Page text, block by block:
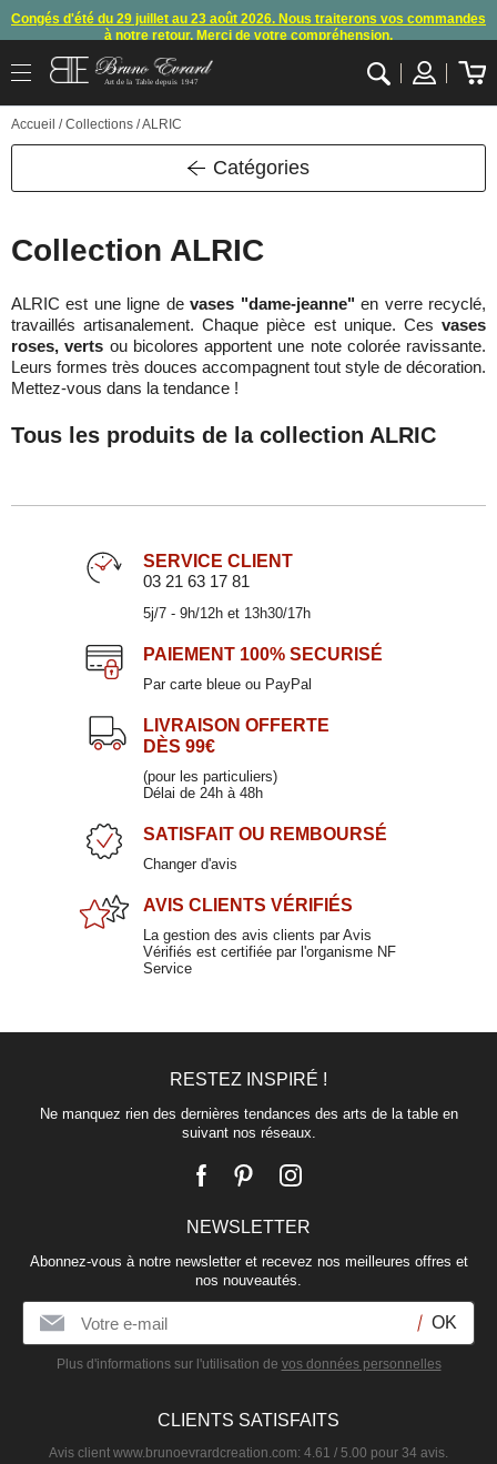
Congés d'été du 29 juillet au 23 août 2026. Nous traiterons vos commandes
à notre retour. Merci de votre compréhension.
Arret des commandes et expéditions. Nous vous donnons rendez-vous à
En raison d'un souci technique, le mode de règlement par carte bancaire et
paypal ne fonctionnent plus, merci de nous contacter ou attendre notre
appel pour les consignes.
Art de la Table depuis 1947
Accueil / Collections / ALRIC
Catégories
Collection ALRIC
ALRIC est une ligne devases "dame-jeanne"en verre recyclé,
travaillés artisanalement. Chaque pièce est unique. Ces vases
roses, verts ou bicolores apportent une note colorée ravissante.
Leurs formes très douces accompagnent tout style de décoration.
Mettez-vous dans la tendance !
Tous les produits de la collection ALRIC
SERVICE CLIENT
03 21 63 17 81
5j/7 - 9h/12h et 13h30/17h
PAIEMENT 100% SECURISÉ
Par carte bleue ou PayPal
LIVRAISON OFFERTE
DÈS 99€
(pour les particuliers)
Délai de 24h à 48h
SATISFAIT OU REMBOURSÉ
Changer d'avis
AVIS CLIENTS VÉRIFIÉS
La gestion des avis clients par Avis
Vérifiés est certifiée par l'organisme NF
Service
RESTEZ INSPIRÉ !
Ne manquez rien des dernières tendances des arts de la table en
suivant nos réseaux.
NEWSLETTER
Abonnez-vous à notre newsletter et recevez nos meilleures offres et
nos nouveautés.
Plus d'informations sur l'utilisation de vos données personnelles
CLIENTS SATISFAITS
Avis client www.brunoevrardcreation.com: 4.61 / 5.00 pour 34 avis.